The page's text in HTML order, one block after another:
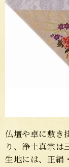
仏壇や卓に敷き
り、浄土真宗は
生地には、正絹